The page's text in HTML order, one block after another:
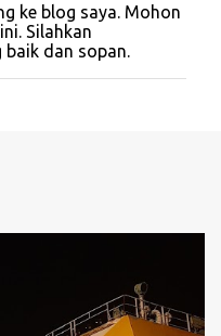
ke blog saya. Mohon
Silahkan
baik dan sopan.